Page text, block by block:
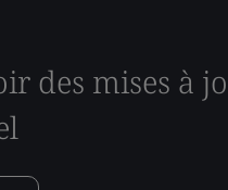
des mises à